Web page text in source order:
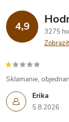
4,9
3275
Erika
5.8.2026
Sklamanie,